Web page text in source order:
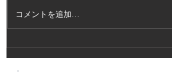
下記の通りです。 ご参考下さ
い。 1、団体ニュース 労務管理
情報 令和7年3月号 なお、本号
となります。 今後は法改正や時
コメントを追加…